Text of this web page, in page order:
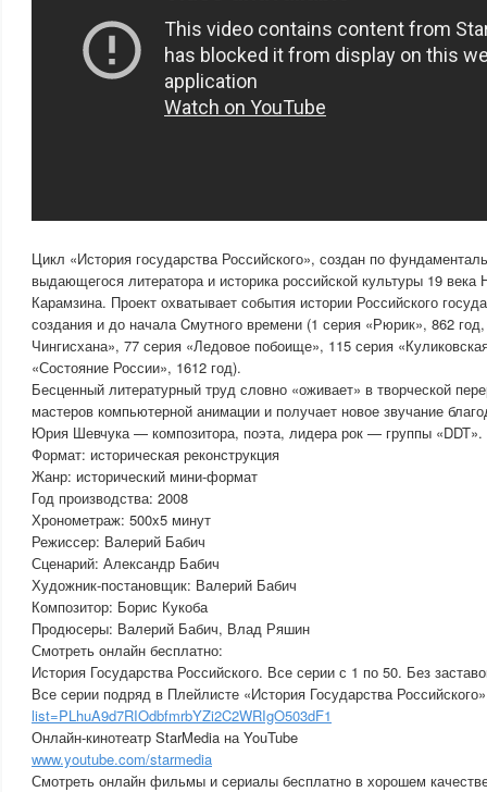
Цикл «История государства Российского», создан по
выдающегося литератора и историка российской культуры 19
Карамзина. Проект охватывает события истории Российского
создания и до начала Cмутного времени (1 серия «Рюрик», 862
Чингисхана», 77 серия «Ледовое побоище», 115 серия
«Состояние России», 1612 год).
Бесценный литературный труд словно «оживает» в творческой
мастеров компьютерной анимации и получает новое звучание
Юрия Шевчука — композитора, поэта, лидера рок — группы «DDT».
Формат: историческая реконструкция
Жанр: исторический мини-формат
Год производства: 2008
Хронометраж: 500x5 минут
Режиссер: Валерий Бабич
Сценарий: Александр Бабич
Художник-постановщик: Валерий Бабич
Композитор: Борис Кукоба
Продюсеры: Валерий Бабич, Влад Ряшин
Смотреть онлайн бесплатно:
История Государства Российского. Все серии с 1 по 50. Без
Все серии подряд в Плейлисте «История Государства
list=PLhuA9d7RIOdbfmrbYZi2C2WRIgO503dF1
Онлайн-кинотеатр StarMedia на YouTube
www.youtube.com/starmedia
Смотреть онлайн фильмы и сериалы бесплатно в хорошем